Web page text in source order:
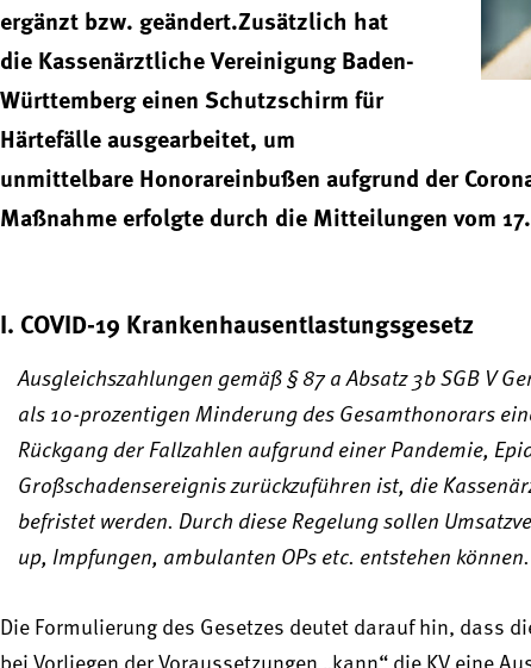
ergänzt bzw. geändert.Zusätzlich hat
die Kassenärztliche Vereinigung Baden-
Württemberg einen Schutzschirm für
Härtefälle ausgearbeitet, um
unmittelbare Honorareinbußen aufgrund der
Maßnahme erfolgte durch die Mitteilungen vom
I. COVID-19 Krankenhausentlastungsgesetz
Ausgleichszahlungen gemäß § 87 a Absatz 3b SGB V
als 10-prozentigen Minderung des Gesamthonorars
Rückgang der Fallzahlen aufgrund einer Pandemie,
Großschadensereignis zurückzuführen ist, die
befristet werden. Durch diese Regelung sollen
up, Impfungen, ambulanten OPs etc. entstehen können.
Die Formulierung des Gesetzes deutet darauf hin, dass